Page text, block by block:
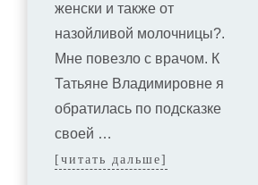
женски и также от
назойливой молочницы?.
Мне повезло с врачом. К
Татьяне Владимировне я
обратилась по подсказке
своей …
[читать дальше]